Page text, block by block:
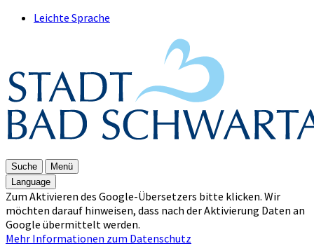
Leichte Sprache
Suche
Menü
Language
Zum Aktivieren des Google-Übersetzers bitte klicken. Wir
möchten darauf hinweisen, dass nach der Aktivierung Daten an
Google übermittelt werden.
Mehr Informationen zum Datenschutz